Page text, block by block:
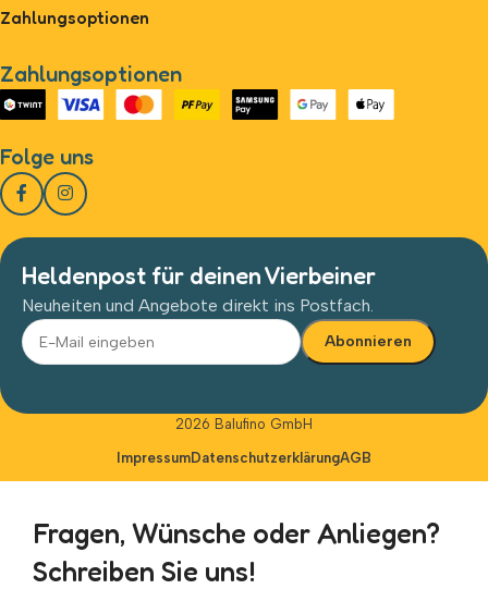
Zahlungsoptionen
Zahlungsoptionen
Folge uns
Heldenpost für deinen Vierbeiner
Neuheiten und Angebote direkt ins Postfach.
2026 Balufino GmbH
ImpressumDatenschutzerklärungAGB
Fragen, Wünsche oder Anliegen?
Schreiben Sie uns!